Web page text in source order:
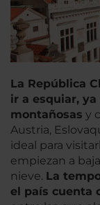
La República
ir a esquiar,
montañosas y
Austria,
ideal para
empiezan a
nieve. La
el país cuenta